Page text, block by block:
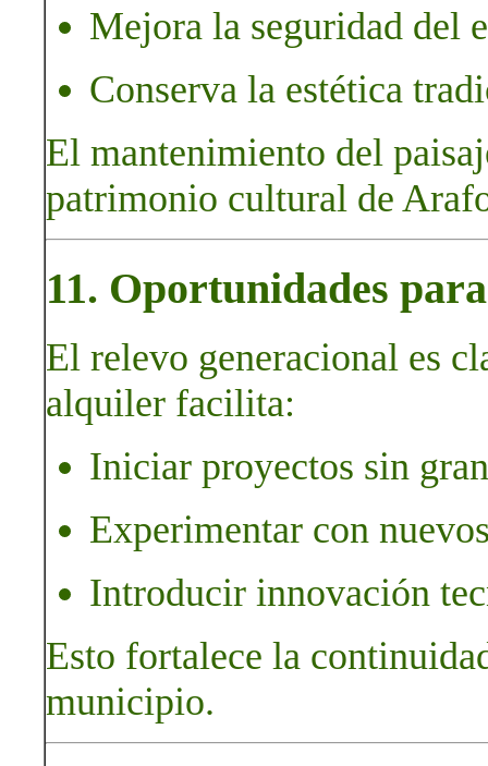
Mejora la seguridad del
Conserva la estética
El mantenimiento del
patrimonio cultural de
11. Oportunidades
El relevo generacional es
alquiler facilita:
Iniciar proyectos sin
Experimentar con
Introducir innovación
Esto fortalece la
municipio.